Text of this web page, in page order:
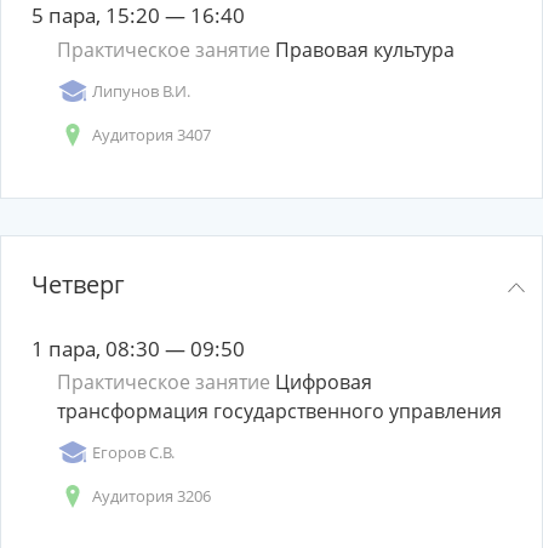
5 пара, 15:20 — 16:40
Практическое занятие Правовая культура
Липунов В.И.
Аудитория 3407
Четверг
1 пара, 08:30 — 09:50
Практическое занятие Цифровая
трансформация государственного управления
Егоров С.В.
Аудитория 3206